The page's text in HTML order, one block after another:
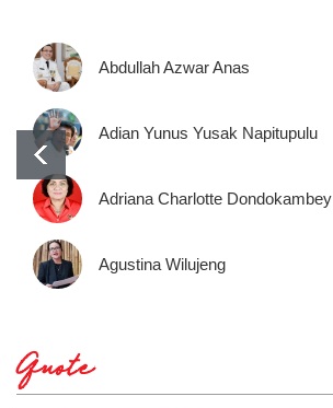
Abdullah Azwar Anas
Adian Yunus Yusak Napitupulu
Adriana Charlotte Dondokambey
Agustina Wilujeng
Quote